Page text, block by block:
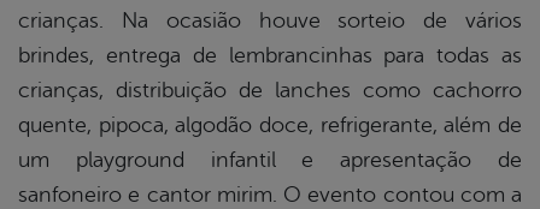
crianças. Na ocasião houve sorteio de vários
brindes, entrega de lembrancinhas para todas as
crianças, distribuição de lanches como cachorro
quente, pipoca, algodão doce, refrigerante, além de
um playground infantil e apresentação de
sanfoneiro e cantor mirim. O evento contou com a